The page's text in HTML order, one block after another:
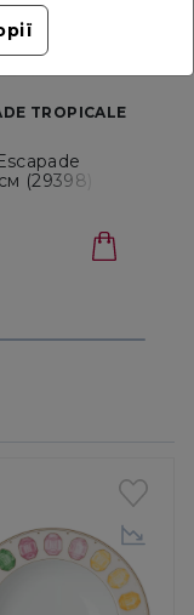
TROPICALE
(29398)